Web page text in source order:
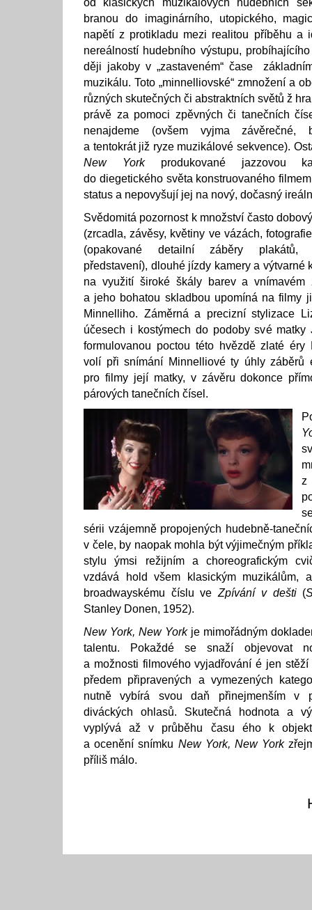
od klasických muzikálových hudebních
branou do imaginárního, utopického,
napětí z protikladu mezi realitou příběhu a
nereálností hudebního výstupu,
ději jakoby v „zastaveném“ čase
muzikálu. Toto „minnelliovské“ zmnožení a
různých skutečných či abstraktních světů ž
právě za pomoci zpěvných či tanečních
nenajdeme (ovšem vyjma závěrečné,
a tentokrát již ryze muzikálové sekvence).
New Yorkprodukované jazzovou
do diegetického světa konstruovaného
status a nepovyšují jej na nový, dočasný
Svědomitá pozornost k množství často
(zrcadla, závěsy, květiny ve vázách,
(opakované detailní záběry plakátů,
představení), dlouhé jízdy kamery a výtvarné
na využití široké škály barev a vnímavém
a jeho bohatou skladbou upomíná na filmy
Minnelliho. Záměrná a precizní stylizace
účesech i kostýmech do podoby své
formulovanou poctou této hvězdě zlaté éry
volí při snímání Minnelliové ty úhly záběrů
pro filmy její matky, v závěru dokonce
párových tanečních čísel.
z
sérii vzájemně propojených hudebně-
v čele, by naopak mohla být výjimečným
stylu ýmsi režijním a choreografickým
vzdává hold všem klasickým muzikálům,
broadwayskému číslu veZpívání v dešti(
Stanley Donen, 1952).
New York, New Yorkje mimořádným
talentu. Pokaždé se snaží objevovat
a možnosti filmového vyjadřování é jen
předem připravených a vymezených
nutně vybírá svou daň přinejmenším v
diváckých ohlasů. Skutečná hodnota a
vyplývá až v průběhu času ého k
a ocenění snímku New York, New York
příliš málo.